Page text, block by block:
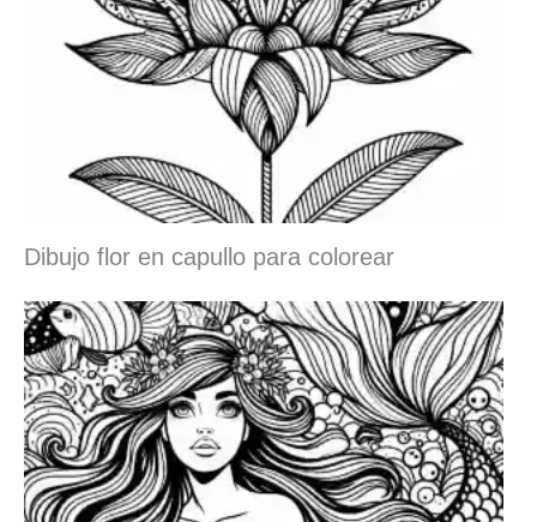
Dibujo flor en capullo para colorear